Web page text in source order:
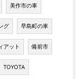
美作市の車
グ 早島町の車
アット 備前市
TOYOTA